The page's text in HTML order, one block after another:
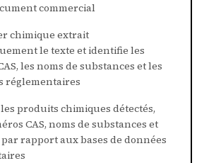
commercial
chimique extrait
le texte et identifie les
les noms de substances et les
réglementaires
produits chimiques détectés,
CAS, noms de substances et
rapport aux bases de données